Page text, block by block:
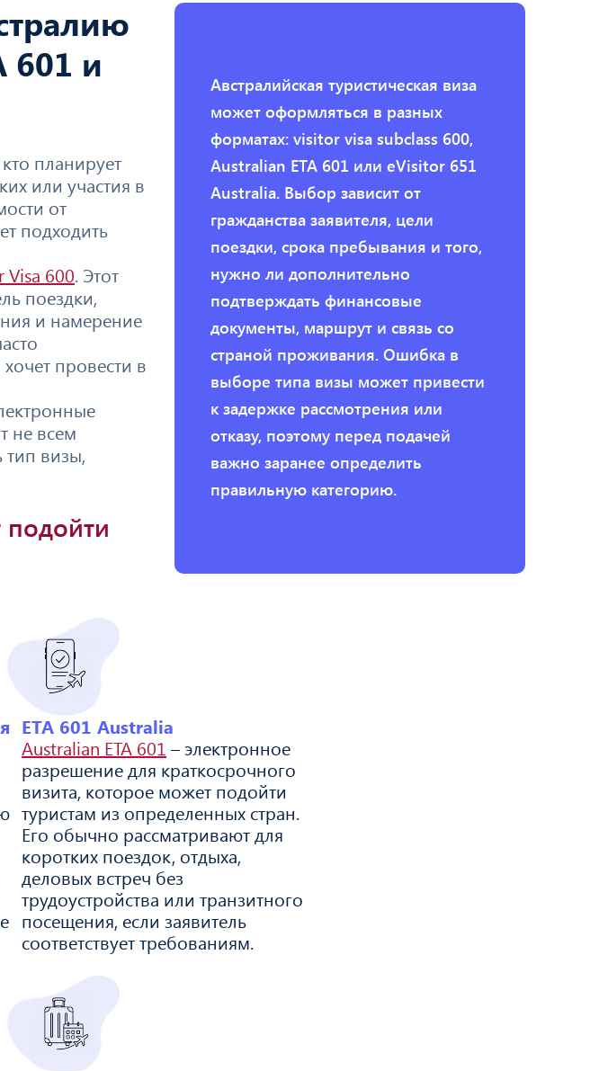
601 и
планирует
или участия в
от
подходить
Visa 600. Этот
поездки,
и намерение
провести в
не всем
тип визы,
подойти
Австралийская туристическая виза
может оформляться в разных
форматах: visitor visa subclass 600,
Australian ETA 601 или eVisitor 651
Australia. Выбор зависит от
гражданства заявителя, цели
поездки, срока пребывания и того,
нужно ли дополнительно
подтверждать финансовые
документы, маршрут и связь со
страной проживания. Ошибка в
выборе типа визы может привести
к задержке рассмотрения или
отказу, поэтому перед подачей
важно заранее определить
правильную категорию.
ETA 601 Australia
Australian ETA 601 – электронное
разрешение для краткосрочного
визита, которое может подойти
туристам из определенных стран.
Его обычно рассматривают для
коротких поездок, отдыха,
деловых встреч без
трудоустройства или транзитного
посещения, если заявитель
соответствует требованиям.